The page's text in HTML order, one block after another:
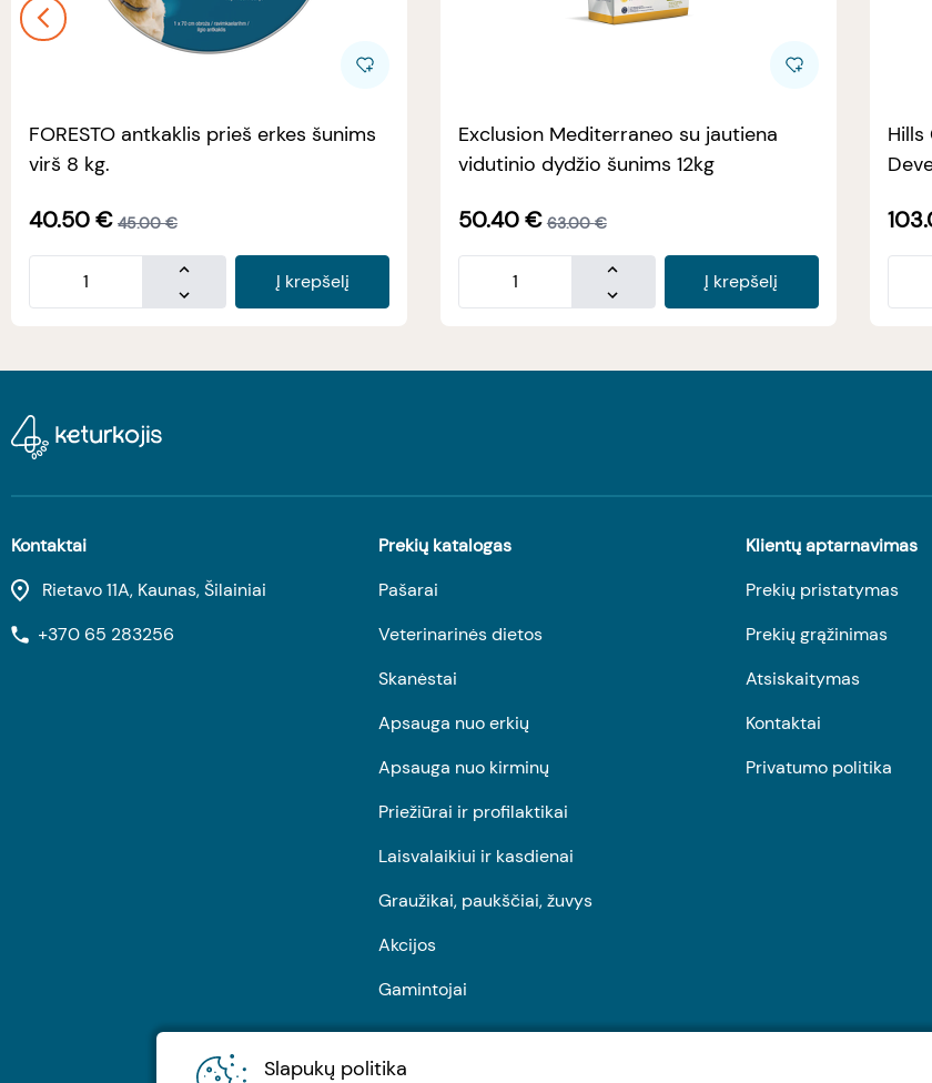
Slapukų politika
FORESTO antkaklis prieš erkes šunims
virš 8 kg.
40.50€ 45.00 €
Į krepšelį
Exclusion Mediterraneo su jautiena
vidutinio dydžio šunims 12kg
50.40€ 63.00 €
Į krepšelį
Hills
Kontaktai
Rietavo 11A, Kaunas, Šilainiai
+370 65 283256
Prekių katalogas
Pašarai
Veterinarinės dietos
Skanėstai
Apsauga nuo erkių
Apsauga nuo kirminų
Priežiūrai ir profilaktikai
Laisvalaikiui ir kasdienai
Graužikai, paukščiai, žuvys
Akcijos
Gamintojai
Klientų aptarnavimas
Prekių pristatymas
Prekių grąžinimas
Atsiskaitymas
Kontaktai
Privatumo politika